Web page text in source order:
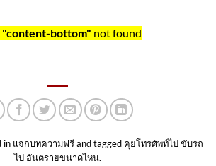
"content-bottom" not found
in แจกบทความฟรีand tagged คุยโทรศัพท์ไป ขับรถ
ไป อันตรายขนาดไหน.